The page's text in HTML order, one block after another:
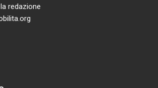
redazione